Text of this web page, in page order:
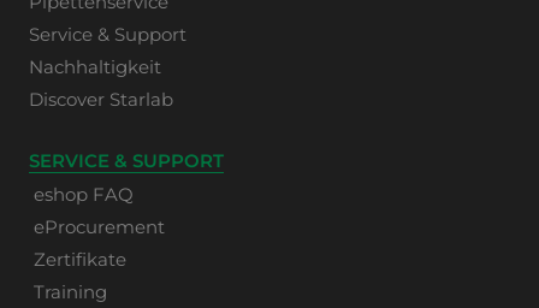
Service & Support
Nachhaltigkeit
Discover Starlab
SERVICE & SUPPORT
eshop FAQ
eProcurement
Zertifikate
Training